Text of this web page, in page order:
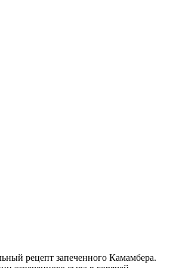
рецепт запеченного Камамбера.